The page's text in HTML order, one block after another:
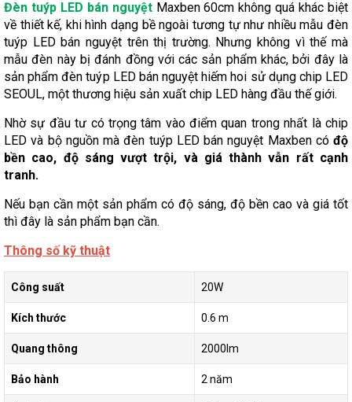
Đèn tuýp LED bán nguyệtMaxben 60cm không quá khác biệt
về thiết kế, khi hình dạng bề ngoài tương tự như nhiều mẫu đèn
tuýp LED bán nguyệt trên thị trường. Nhưng không vì thế mà
mẫu đèn này bị đánh đồng với các sản phẩm khác, bởi đây là
sản phẩm đèn tuýp LED bán nguyệt hiếm hoi sử dụng chip LED
SEOUL, một thương hiệu sản xuất chip LED hàng đầu thế giới.
Nhờ sự đầu tư có trọng tâm vào điểm quan trong nhất là chip
LED và bộ nguồn mà đèn tuýp LED bán nguyệt Maxben có độ
bền cao, độ sáng vượt trội, và giá thành vẫn rất cạnh
tranh.
Nếu bạn cần một sản phẩm có độ sáng, độ bền cao và giá tốt
thì đây là sản phẩm bạn cần.
Thông số kỹ thuật
Công suất 20W
Kích thước 0.6 m
Quang thông 2000lm
Bảo hành 2 năm